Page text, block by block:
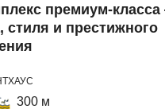
премиум-
стиля и престижного
300 м